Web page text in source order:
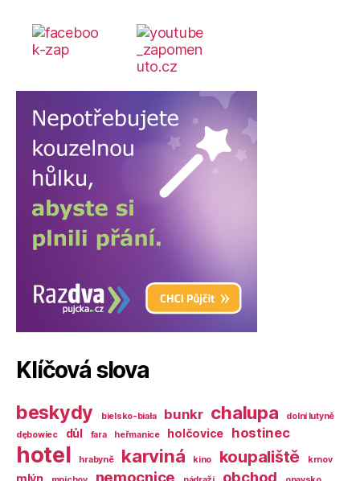
Klíčová slova
beskydy bielsko-biała bunkr chalupa
dolní lutyně
dębowiec
důl fara heřmanice holčovice hostinec
hotel hrabyně karviná kino koupaliště krnov
mlýn nemocnice obchod